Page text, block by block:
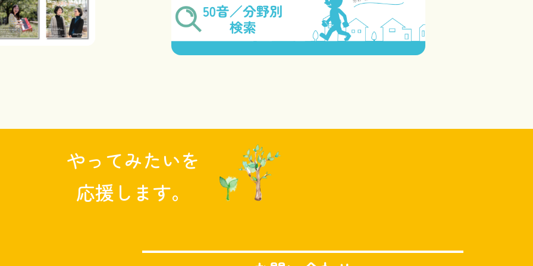
やってみたいを
応援します。